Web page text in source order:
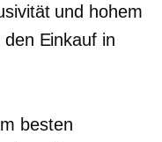
und hohem
Einkauf in
besten